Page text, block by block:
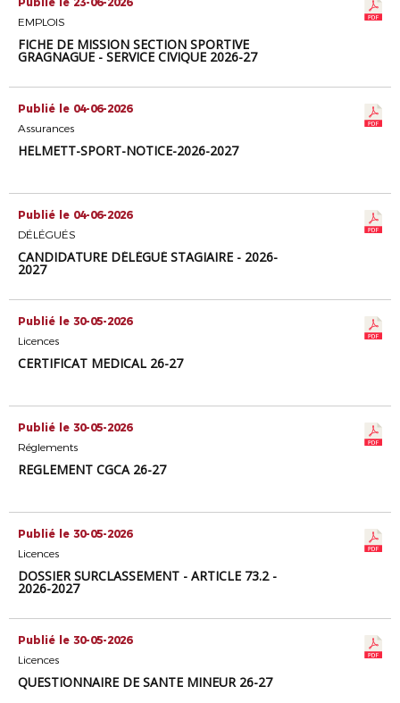
EMPLOIS
FICHE DE MISSION SECTION SPORTIVE
GRAGNAGUE - SERVICE CIVIQUE 2026-27
Publié le 04-06-2026
Assurances
HELMETT-SPORT-NOTICE-2026-2027
Publié le 04-06-2026
DÉLÉGUÉS
CANDIDATURE DÉLÉGUÉ STAGIAIRE - 2026-
2027
Publié le 30-05-2026
Licences
CERTIFICAT MEDICAL 26-27
Publié le 30-05-2026
Réglements
REGLEMENT CGCA 26-27
Publié le 30-05-2026
Licences
DOSSIER SURCLASSEMENT - ARTICLE 73.2 -
2026-2027
Publié le 30-05-2026
Licences
QUESTIONNAIRE DE SANTE MINEUR 26-27